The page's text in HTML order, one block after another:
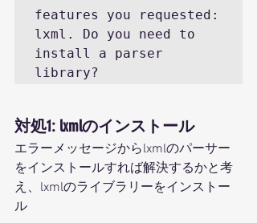
features you requested:
lxml. Do you need to
install a parser
library?
対処1: lxmlのインストール
エラーメッセージからlxmlのパーサー
をインストールすれば解決するかと考
え、lxmlのライブラリーをインストー
ル